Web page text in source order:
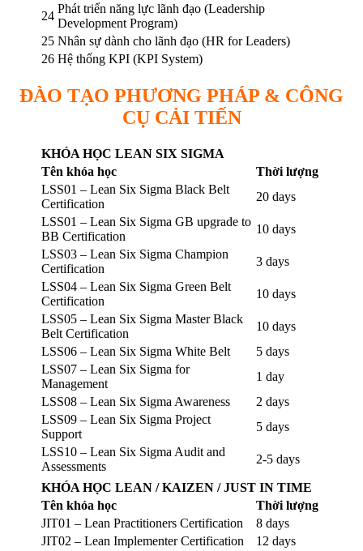
24
Phát triển năng lực lãnh đạo (Leadership
Development Program)
25 Nhân sự dành cho lãnh đạo (HR for Leaders)
26 Hệ thống KPI (KPI System)
ĐÀO TẠO PHƯƠNG PHÁP & CÔNG
CỤ CẢI TIẾN
KHÓA HỌC LEAN SIX SIGMA
Tên khóa học
Thời lượng
LSS01 – Lean Six Sigma Black Belt
Certification
20 days
LSS01 – Lean Six Sigma GB upgrade to
BB Certification
10 days
LSS03 – Lean Six Sigma Champion
Certification
3 days
LSS04 – Lean Six Sigma Green Belt
Certification
10 days
LSS05 – Lean Six Sigma Master Black
Belt Certification
10 days
LSS06 – Lean Six Sigma White Belt
5 days
LSS07 – Lean Six Sigma for
Management
1 day
LSS08 – Lean Six Sigma Awareness
2 days
LSS09 – Lean Six Sigma Project
Support
5 days
LSS10 – Lean Six Sigma Audit and
Assessments
2-5 days
KHÓA HỌC LEAN / KAIZEN / JUST IN TIME
Tên khóa học
Thời lượng
JIT01 – Lean Practitioners Certification
8 days
JIT02 – Lean Implementer Certification
12 days